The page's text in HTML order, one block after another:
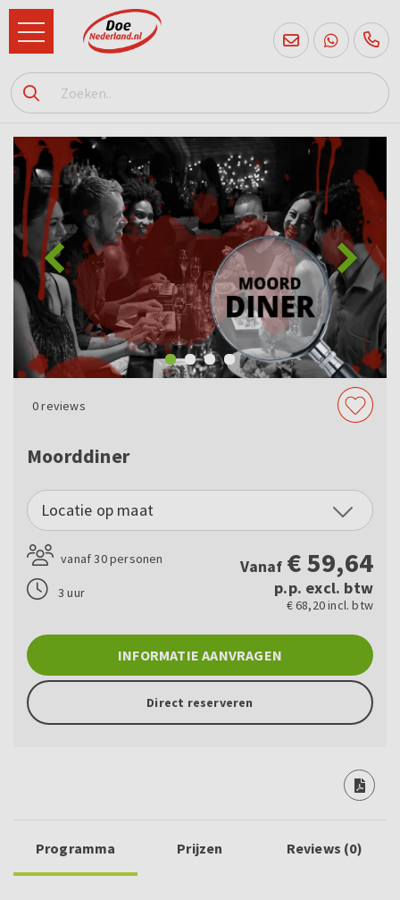
085
760
0reviews
Moorddiner
Locatie op maat
vanaf 30 personen
3 uur
Vanaf €59,64
p.p. excl. btw
€ 68,20 incl. btw
INFORMATIE AANVRAGEN
Direct reserveren
Programma Prijzen Reviews (0)